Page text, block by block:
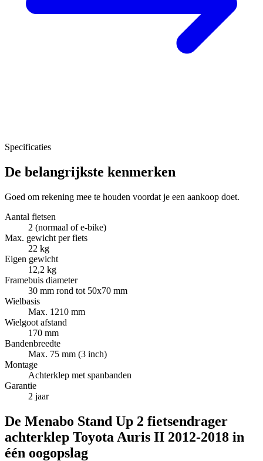
Specificaties
De belangrijkste kenmerken
Goed om rekening mee te houden voordat je een aankoop doet.
Aantal fietsen
2 (normaal of e-bike)
Max. gewicht per fiets
22 kg
Eigen gewicht
12,2 kg
Framebuis diameter
30 mm rond tot 50x70 mm
Wielbasis
Max. 1210 mm
Wielgoot afstand
170 mm
Bandenbreedte
Max. 75 mm (3 inch)
Montage
Achterklep met spanbanden
Garantie
2 jaar
De Menabo Stand Up 2 fietsendrager
achterklep Toyota Auris II 2012-2018 in
één oogopslag